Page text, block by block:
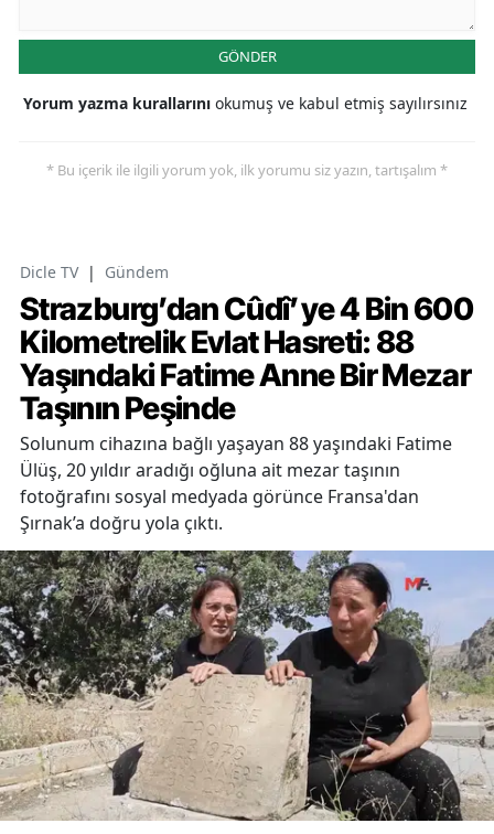
GÖNDER
Yorum yazma kurallarını okumuş ve kabul etmiş sayılırsınız
* Bu içerik ile ilgili yorum yok, ilk yorumu siz yazın, tartışalım *
Dicle TV | Gündem
Strazburg’dan Cûdî’ye 4 Bin 600
Kilometrelik Evlat Hasreti: 88
Yaşındaki Fatime Anne Bir Mezar
Taşının Peşinde
Solunum cihazına bağlı yaşayan 88 yaşındaki Fatime
Ülüş, 20 yıldır aradığı oğluna ait mezar taşının
fotoğrafını sosyal medyada görünce Fransa'dan
Şırnak’a doğru yola çıktı.